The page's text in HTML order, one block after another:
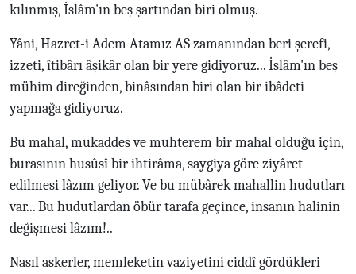
kılınmış, İslâm'ın beş şartından biri olmuş.
Yâni, Hazret-i Adem Atamız AS zamanından beri şerefi,
izzeti, îtibârı âşikâr olan bir yere gidiyoruz... İslâm'ın beş
mühim direğinden, binâsından biri olan bir ibâdeti
yapmağa gidiyoruz.
Bu mahal, mukaddes ve muhterem bir mahal olduğu için,
burasının husûsî bir ihtirâma, saygiya göre ziyâret
edilmesi lâzım geliyor. Ve bu mübârek mahallin hudutları
var... Bu hudutlardan öbür tarafa geçince, insanın halinin
değişmesi lâzım!..
Nasıl askerler, memleketin vaziyetini ciddî gördükleri